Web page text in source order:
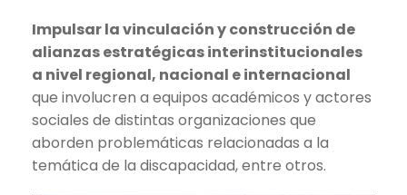
Impulsar la vinculación y construcción de
alianzas estratégicas interinstitucionales
a nivel regional, nacional e internacional
que involucren a equipos académicos y actores
sociales de distintas organizaciones que
aborden problemáticas relacionadas a la
temática de la discapacidad, entre otros.